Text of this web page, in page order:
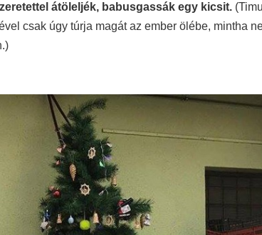
átöleljék, babusgassák egy kicsit.
csak úgy túrja magát az ember ölébe, mintha